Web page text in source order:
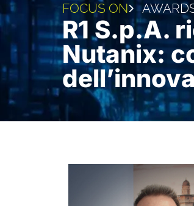
FOCUS ON
R1 S.p.A.
Nutanix: